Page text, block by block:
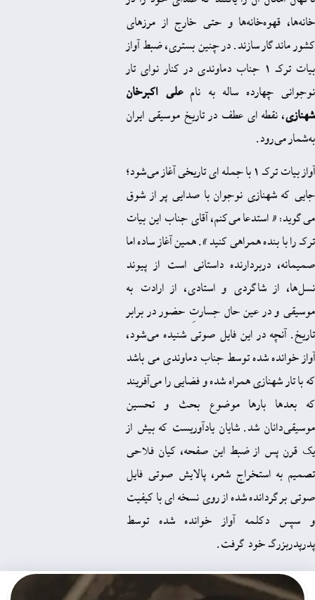
و حتی خارج از مرزهای
سازند. در چنین بستری، ضبط آواز
بیات ترک 1 جناب دماوندی در کنار نوای تار
ساله به نامعلی‌ اکبرخان
ای عطف در تاریخ موسیقی ایران
آواز بیات ترک 1 با جمله‌ ای تاریخی آغاز می‌شود؛
نوجوان با صدایی پر از شوق
می‌کنم، آقای جناب این بیات
همراهی کنید». همین آغاز ساده اما
داستانی است از پیوند
و استادی، از ارادت به
عین حال جسارتِ حضور در برابر
این فایل صوتی شنیده می‌شود،
شده توسط جناب دماوندی می باشد
همراه شده و فضایی را می‌آفریند
موضوع بحث و تحسین
شد. شایان یادآوریست که بیش از
ضبط این صفحه، کیان فلاحی
شعر، پالایش صوتی فایل
شده از روی نسخه ای با کیفیت
آواز خوانده شده توسط
خود گرفت.